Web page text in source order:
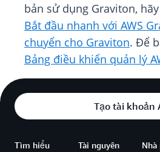
bản sử dụng Graviton,
Bắt đầu nhanh với AWS
chuyển cho Graviton. Để
Bảng điều khiển quản lý
Tạo tài khoản
Tìm hiểu Tài nguyên
Nhà